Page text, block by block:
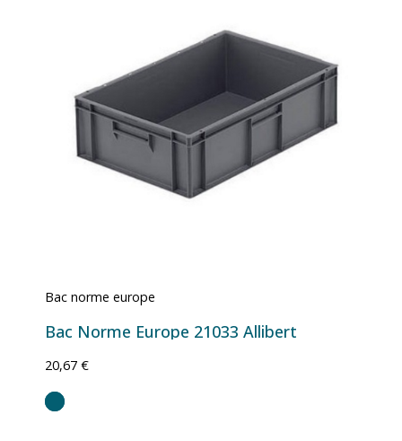
Bac norme europe
Bac Norme Europe 21033 Allibert
20,67 €